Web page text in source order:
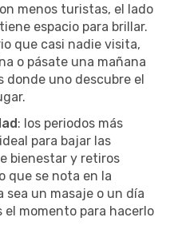
menos turistas, el lado
espacio para brillar.
que casi nadie visita,
o pásate una mañana
donde uno descubre el
: los periodos más
para bajar las
bienestar y retiros
que se nota en la
sea un masaje o un día
el momento para hacerlo